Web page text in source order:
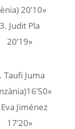
20’10»
3. Judit Pla
20’19»
Taufi Juma
Jiménez
17’20»